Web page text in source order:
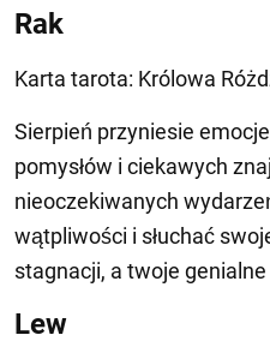
Rak
Karta tarota: Królowa
Sierpień przyniesie
pomysłów i ciekawych
nieoczekiwanych
wątpliwości i słuchać
stagnacji, a twoje
Lew